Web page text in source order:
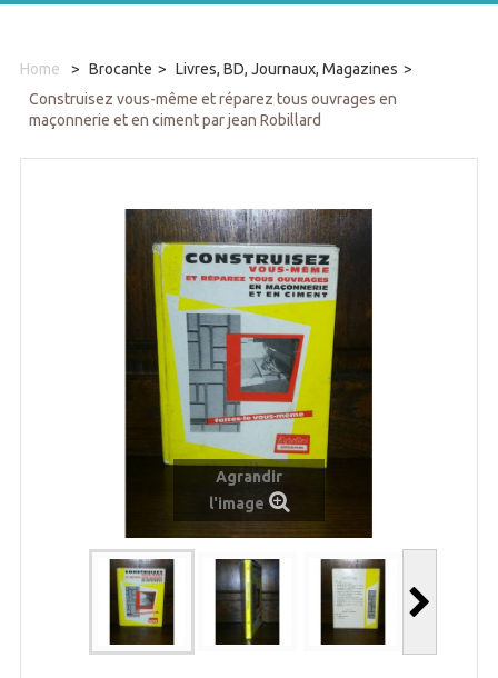
Home > Brocante > Livres, BD, Journaux, Magazines >
Construisez vous-même et réparez tous ouvrages en
maçonnerie et en ciment par jean Robillard
Agrandir
l'image